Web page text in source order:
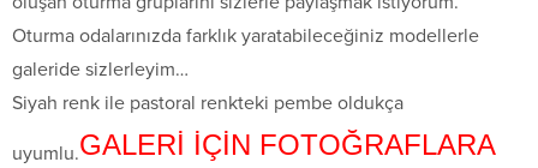
Oturma odalarınızda farklık yaratabileceğiniz modellerle
galeride sizlerleyim…
Siyah renk ile pastoral renkteki pembe oldukça
uyumlu.GALERİ İÇİN FOTOĞRAFLARA